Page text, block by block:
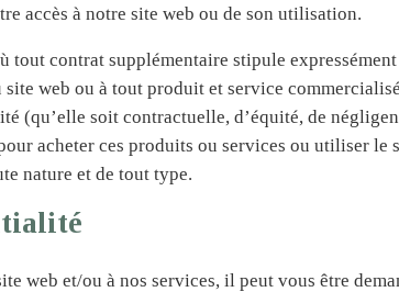
accès à notre site web ou de son utilisation.
tout contrat supplémentaire stipule
web ou à tout produit et service
(qu’elle soit contractuelle, d’équité, de
acheter ces produits ou services ou utiliser
nature et de tout type.
web et/ou à nos services, il peut vous être